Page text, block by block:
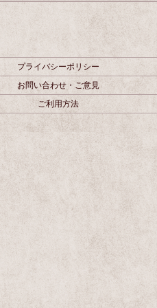
プライバシーポリシー
お問い合わせ・ご意見
ご利用方法